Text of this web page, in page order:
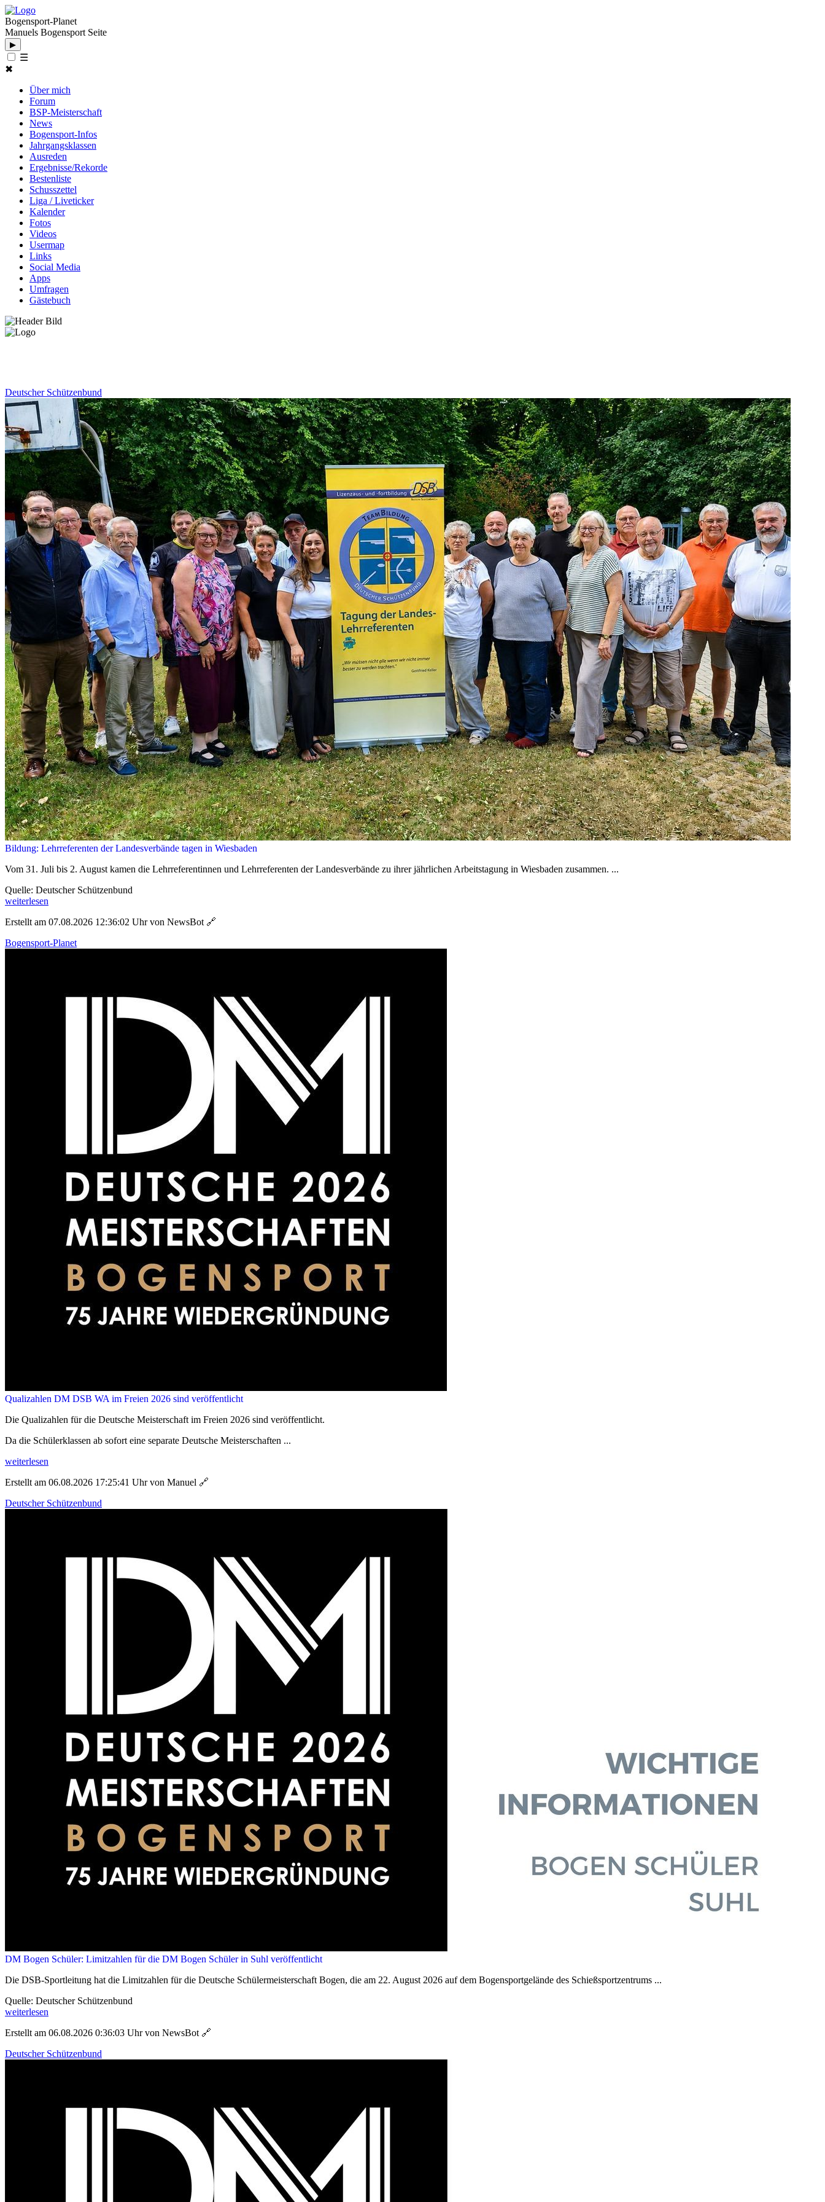
Bogensport-Planet
Manuels Bogensport Seite
▶
☰
✖
Über mich
Forum
BSP-Meisterschaft
News
Bogensport-Infos
Jahrgangsklassen
Ausreden
Ergebnisse/Rekorde
Bestenliste
Schusszettel
Liga / Liveticker
Kalender
Fotos
Videos
Usermap
Links
Social Media
Apps
Umfragen
Gästebuch
Deutscher Schützenbund
Bildung: Lehrreferenten der Landesverbände tagen in Wiesbaden
Vom 31. Juli bis 2. August kamen die Lehrreferentinnen und Lehrreferenten der Landesverbände zu ihrer jährlichen Arbeitstagung in Wiesbaden zusammen. ...
Quelle: Deutscher Schützenbund
weiterlesen
Erstellt am 07.08.2026 12:36:02 Uhr von NewsBot 🔗
Bogensport-Planet
Qualizahlen DM DSB WA im Freien 2026 sind veröffentlicht
Die Qualizahlen für die Deutsche Meisterschaft im Freien 2026 sind veröffentlicht.
Da die Schülerklassen ab sofort eine separate Deutsche Meisterschaften ...
weiterlesen
Erstellt am 06.08.2026 17:25:41 Uhr von Manuel 🔗
Deutscher Schützenbund
DM Bogen Schüler: Limitzahlen für die DM Bogen Schüler in Suhl veröffentlicht
Die DSB-Sportleitung hat die Limitzahlen für die Deutsche Schülermeisterschaft Bogen, die am 22. August 2026 auf dem Bogensportgelände des Schießsportzentrums ...
Quelle: Deutscher Schützenbund
weiterlesen
Erstellt am 06.08.2026 0:36:03 Uhr von NewsBot 🔗
Deutscher Schützenbund